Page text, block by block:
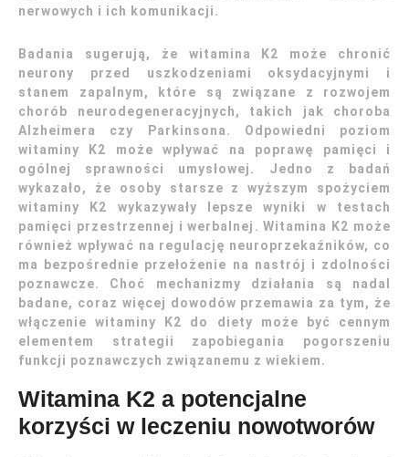
nerwowych i ich komunikacji.
Badania sugerują, że witamina K2 może chronić
neurony przed uszkodzeniami oksydacyjnymi i
stanem zapalnym, które są związane z rozwojem
chorób neurodegeneracyjnych, takich jak choroba
Alzheimera czy Parkinsona. Odpowiedni poziom
witaminy K2 może wpływać na poprawę pamięci i
ogólnej sprawności umysłowej. Jedno z badań
wykazało, że osoby starsze z wyższym spożyciem
witaminy K2 wykazywały lepsze wyniki w testach
pamięci przestrzennej i werbalnej. Witamina K2 może
również wpływać na regulację neuroprzekaźników, co
ma bezpośrednie przełożenie na nastrój i zdolności
poznawcze. Choć mechanizmy działania są nadal
badane, coraz więcej dowodów przemawia za tym, że
włączenie witaminy K2 do diety może być cennym
elementem strategii zapobiegania pogorszeniu
funkcji poznawczych związanemu z wiekiem.
Witamina K2 a potencjalne
korzyści w leczeniu nowotworów